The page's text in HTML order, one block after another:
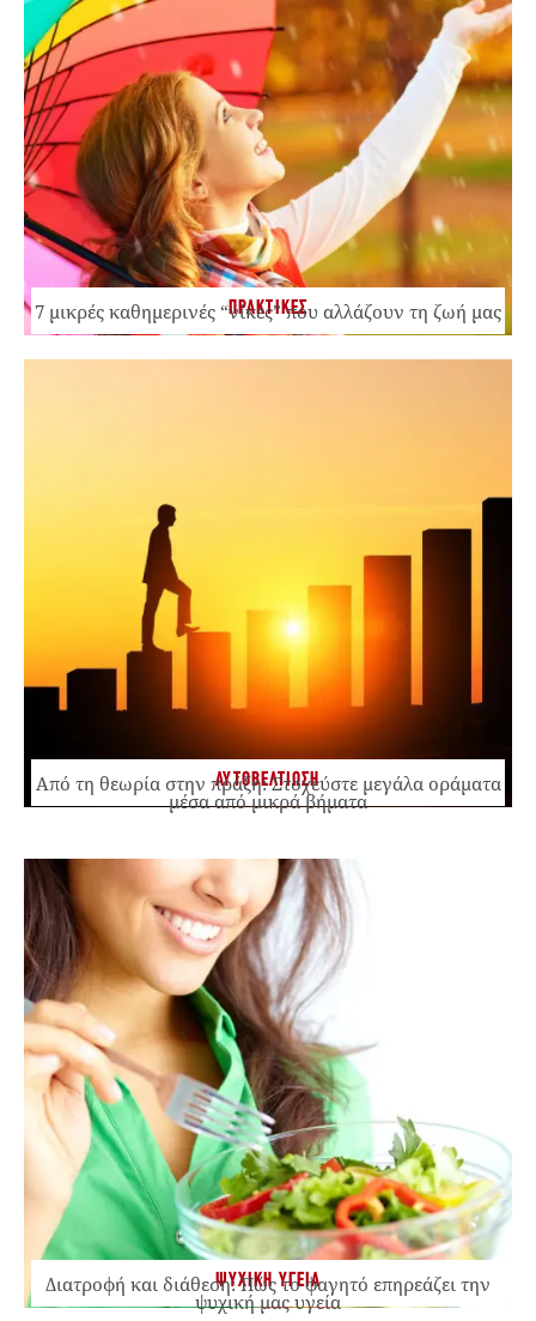
ΠΡΑΚΤΙΚΕΣ
7 μικρές καθημερινές “νίκες” που αλλάζουν τη ζωή μας
ΑΥΤΟΒΕΛΤΙΩΣΗ
Από τη θεωρία στην πράξη: Στοχεύστε μεγάλα οράματα
μέσα από μικρά βήματα
ΨΥΧΙΚΗ ΥΓΕΙΑ
Διατροφή και διάθεση: Πώς το φαγητό επηρεάζει την
ψυχική μας υγεία